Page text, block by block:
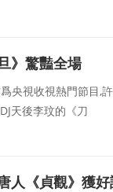
》驚豔全場
央視收視熱門節目,
天後李玟的《刀
人《貞觀》獲